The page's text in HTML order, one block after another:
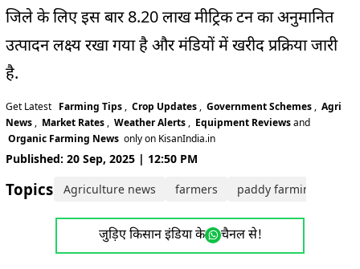
जिले के लिए इस बार 8.20 लाख मीट्रिक टन का अनुमानित
उत्पादन लक्ष्य रखा गया है और मंडियों में खरीद प्रक्रिया जारी
है.
Get Latest Farming Tips , Crop Updates , Government Schemes , Agri
News , Market Rates , Weather Alerts , Equipment Reviewsand
Organic Farming News only on KisanIndia.in
Published: 20 Sep, 2025 | 12:50 PM
Topics: Agriculture news farmers paddy farming
जुड़िए किसान इंडिया के चैनल से!